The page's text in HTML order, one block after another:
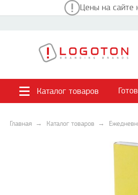
Цены на сайте
Каталог товаров
Главная Каталог товаров